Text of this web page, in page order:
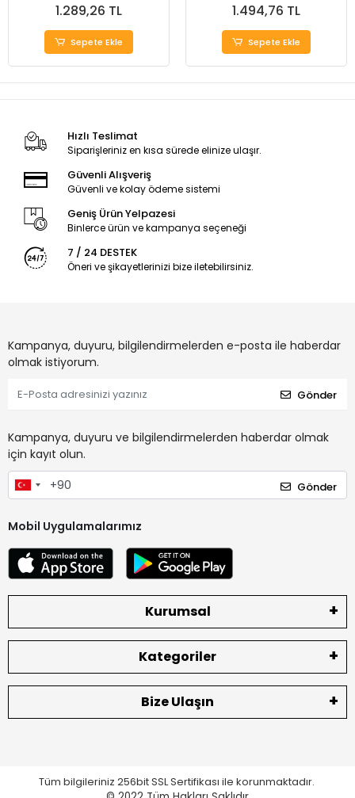
1.289,26 TL
Sepete Ekle
1.494,76 TL
Sepete Ekle
Hızlı Teslimat
Siparişleriniz en kısa sürede elinize ulaşır.
Güvenli Alışveriş
Güvenli ve kolay ödeme sistemi
Geniş Ürün Yelpazesi
Binlerce ürün ve kampanya seçeneği
7 / 24 DESTEK
Öneri ve şikayetlerinizi bize iletebilirsiniz.
Kampanya, duyuru, bilgilendirmelerden e-posta ile haberdar
olmak istiyorum.
Gönder
Kampanya, duyuru ve bilgilendirmelerden haberdar olmak
için kayıt olun.
Gönder
Mobil Uygulamalarımız
Kurumsal
Kategoriler
Bize Ulaşın
Tüm bilgileriniz 256bit SSL Sertifikası ile korunmaktadır.